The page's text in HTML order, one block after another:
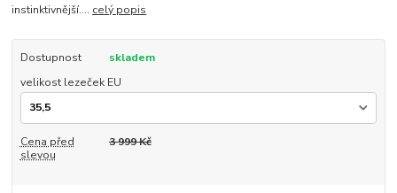
instinktivnější.... celý popis
Dostupnost
skladem
velikost lezeček EU
Cena před
slevou
3 999 Kč